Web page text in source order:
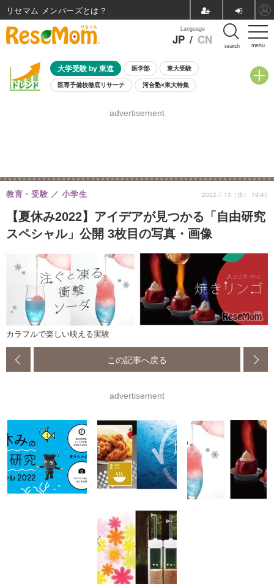
menu
Language
JP / CN search
大学受験 by 東進 医学部 東大受験
医専予備校徹底リサーチ 河合塾×東大特集
8月開催学校説明会・相談会
advertisement
【夏休み2022】アイデアが見つかる「自由研究
スペシャル」公開 3枚目の写真・画像
教育・受験 小学生 2022.7.13（水） 19:45
カラフルで楽しい映える実験
この記事へ戻る
advertisement
リセマム メンバーズ